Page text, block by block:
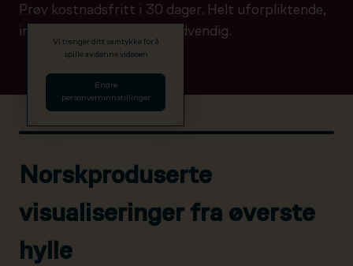
Prøv kostnadsfritt i 30 dager. Helt uforpliktende,
ingen betalingsdetaljer nødvendig.
Vi trenger ditt samtykke for å
spille av denne videoen
Endre
personverninnstillinger
Norskproduserte
visualiseringer fra øverste
hylle